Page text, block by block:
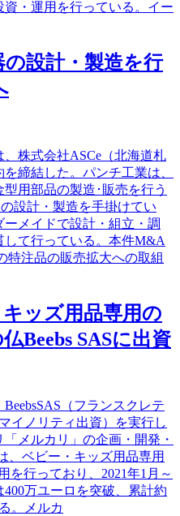
・運用を行っている。イー
設計・製造を行
株式会社ASCe（北海道札
締結した。パンチ工業は、
用部品の製造･販売を行う
設計・製造を手掛けてい
メイドで設計・組立・調
て行っている。本件M&A
特注品の販売拡大への取組
ッズ用品専用の
Beebs SASに出資
（フランスクレテ
イノリティ出資）を実行し
メルカリ」の企画・開発・
、ベビー・キッズ用品専用
を行っており、2021年1月～
万ユーロを突破、累計約
。メルカ